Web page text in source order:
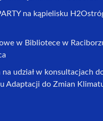
na kąpielisku
w Bibliotece w
na udział w konsultacjach
Adaptacji do Zmian